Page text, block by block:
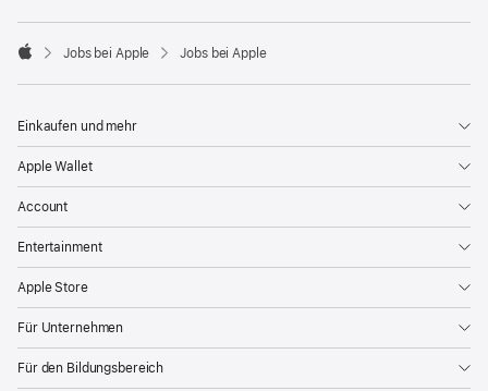

Jobs bei Apple Jobs bei Apple
Einkaufen und mehr
Apple Wallet
Account
Entertainment
Apple Store
Für Unternehmen
Für den Bildungsbereich